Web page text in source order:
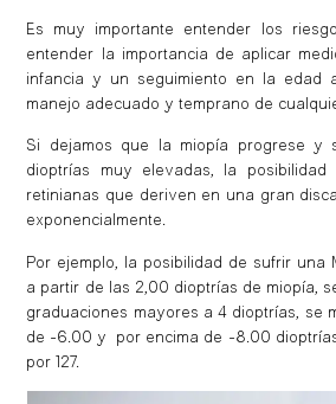
Es muy importante entender los
entender la importancia de aplicar
infancia y un seguimiento en la edad
manejo adecuado y temprano de
Si dejamos que la miopía progrese y
dioptrías muy elevadas, la
retinianas que deriven en una gran
exponencialmente.
Por ejemplo, la posibilidad de sufrir una
a partir de las 2,00 dioptrías de miopía,
graduaciones mayores a 4 dioptrías, se
de -6.00 y por encima de -8.00
por 127.